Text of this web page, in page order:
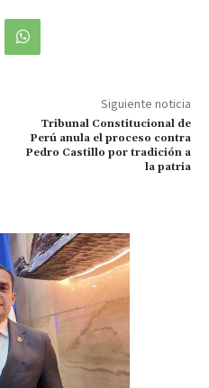
Siguiente noticia
Tribunal Constitucional de
Perú anula el proceso contra
Pedro Castillo por tradición a
la patria